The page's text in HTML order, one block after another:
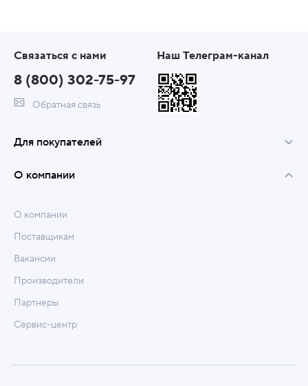
Связаться с нами
8 (800) 302-75-97
Обратная связь
Наш Телеграм-канал
Для покупателей
О компании
О компании
Поставщикам
Вакансии
Производители
Партнеры
Сервис-центр